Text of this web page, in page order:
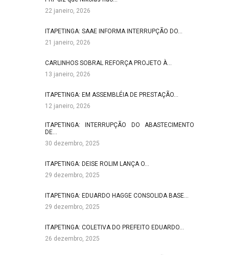
22 janeiro, 2026
ITAPETINGA: SAAE INFORMA INTERRUPÇÃO DO…
21 janeiro, 2026
CARLINHOS SOBRAL REFORÇA PROJETO À…
13 janeiro, 2026
ITAPETINGA: EM ASSEMBLÉIA DE PRESTAÇÃO…
12 janeiro, 2026
ITAPETINGA: INTERRUPÇÃO DO ABASTECIMENTO
DE…
30 dezembro, 2025
ITAPETINGA: DEISE ROLIM LANÇA O…
29 dezembro, 2025
ITAPETINGA: EDUARDO HAGGE CONSOLIDA BASE…
29 dezembro, 2025
ITAPETINGA: COLETIVA DO PREFEITO EDUARDO…
26 dezembro, 2025